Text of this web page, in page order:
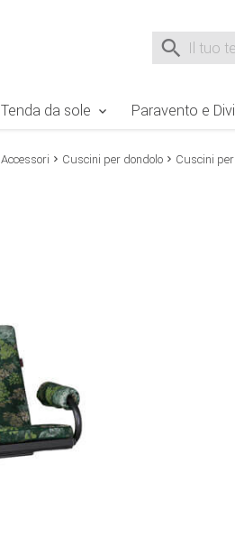
Suche nach
Tenda da sole Paravento e
Accessori Cuscini per dondolo Cuscini